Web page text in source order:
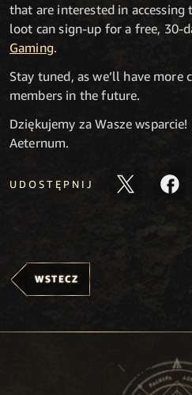
that are interested in accessing
loot can sign-up for a free, 30-
Gaming.
Stay tuned, as we’ll have
members in the future.
Dziękujemy za Wasze
Aeternum.
UDOSTĘPNIJ
WSTECZ